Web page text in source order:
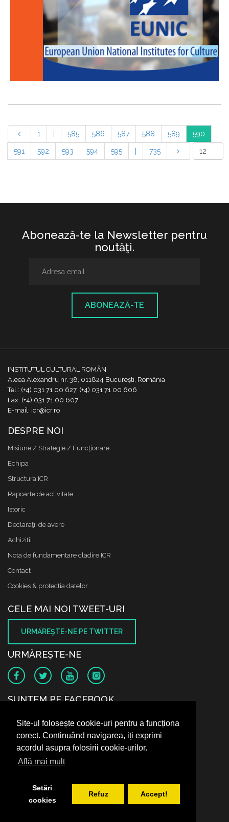
Site-ul folosește cookie-uri pentru a funcționa
corect. Continuând navigarea, iți exprimi
acordul asupra folosirii cookie-urilor.
Află mai mult
Setări
cookies
Refuz Accept!
1 585 586 587 588 589 590
591 592 593 594 595 735
Abonează-te la Newsletter pentru
noutăţi.
ABONEAZĂ-TE
INSTITUTUL CULTURAL ROMÂN
Aleea Alexandru nr. 38, 011824 București, România
Tel.: (+4) 031 71 00 627, (+4) 031 71 00 606
Fax: (+4) 031 71 00 607
E-mail: icr@icr.ro
DESPRE NOI
Misiune / Strategie / Funcţionare
Echipa
Structura ICR
Rapoarte de activitate
Istoric
Declaraţii de avere
Achizitii
Nota de fundamentare cladire ICR
Contact
Cookies & protectia datelor
CELE MAI NOI TWEET-URI
URMĂREŞTE-NE PE TWITTER
URMĂREŞTE-NE
SUNTEM PE FACEBOOK